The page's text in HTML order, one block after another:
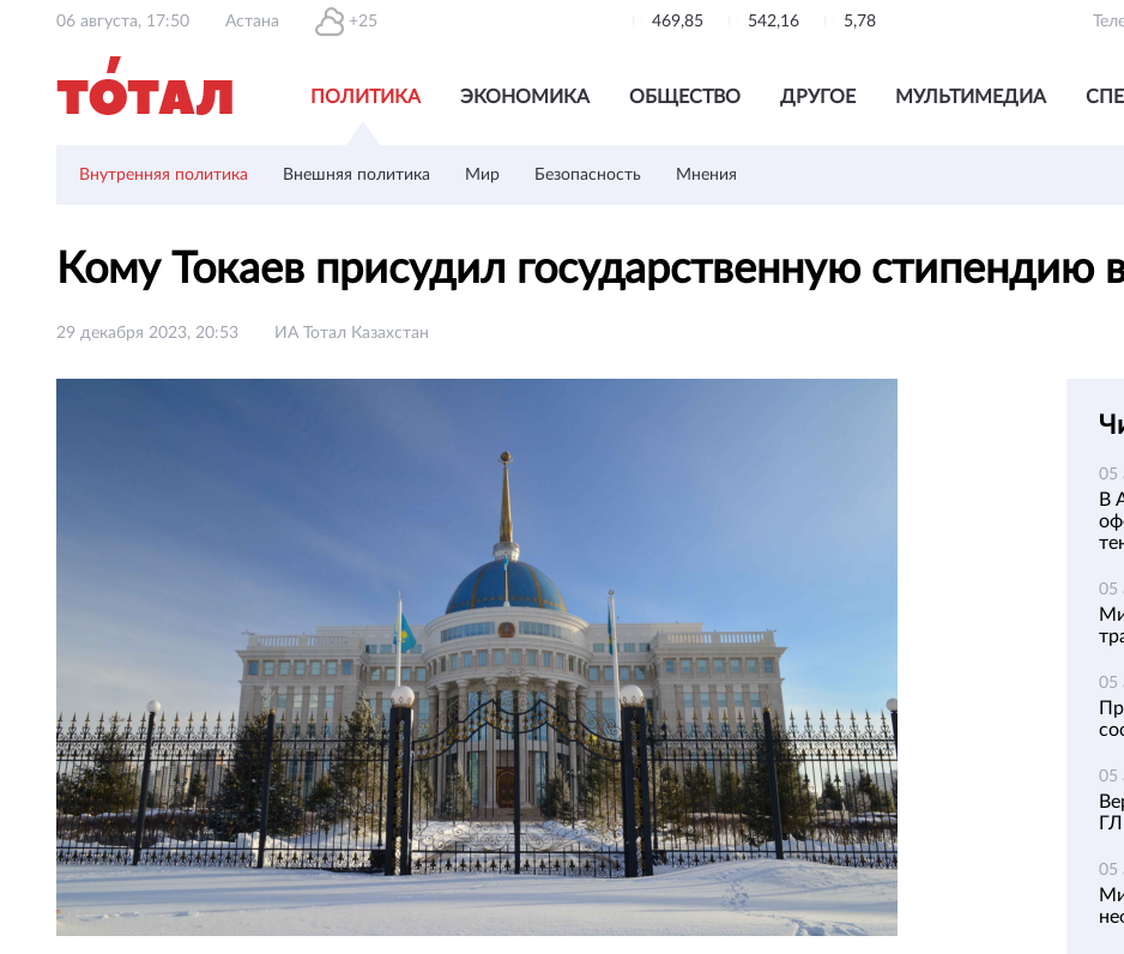
06 августа, 17:50 Астана +25 469,85 542,16 5,78
ПОЛИТИКА ЭКОНОМИКА ОБЩЕСТВО ДРУГОЕ МУЛЬТИМЕДИА
Внутренняя политика Внешняя политика Мир Безопасность Мнения
Кому Токаев присудил государственную стипендию
29 декабря 2023, 20:53 ИА Тотал Казахстан
05
В
05
05
05
05